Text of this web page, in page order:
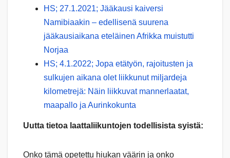
HS; 27.1.2021; Jääkausi kaiversi
Namibiaakin – edellisenä suurena
jääkausiaikana eteläinen Afrikka muistutti
Norjaa
HS; 4.1.2022; Jopa etätyön, rajoitusten ja
sulkujen aikana olet liikkunut miljardeja
kilometrejä: Näin liikkuvat mannerlaatat,
maapallo ja Aurinkokunta
Uutta tietoa laattaliikuntojen todellisista syistä:
Onko tämä opetettu hiukan väärin ja onko